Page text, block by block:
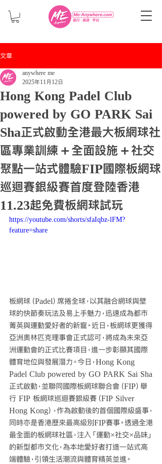
文章
Hong Kong Padel Club
powered by GO PARK Sai
Sha正式啟動全港最大板網球社
區​專業訓練＋全面設施＋社交
聚點一站式體驗FIP國際板網球
巡迴賽銀級賽首度登陸香港
11.23起免費板網球試玩
anywhere me
2025年11月12日
https://youtube.com/shorts/sfaIqbz-lFM?
feature=share
板網球（Padel）席捲全球，以其融合網球與壁
球的快節奏玩法及易上手魅力，迅速成為都市
菁英與運動愛好者的新寵。近日，板網球更獲得
亞洲奧林匹克理事會正式認可，將成為未來亞
洲運動會的正式比賽項目，進一步彰顯其國際
體育地位與發展潛力。今日，Hong Kong
Padel Club powered by GO PARK Sai Sha
正式啟動，並聯同國際板網球聯合會（FIP）舉
行 FIP 板網球巡迴賽銀級賽（FIP Silver
Hong Kong），作為啟動後的首個國際級盛事，
同時亦是香港歷來最高級別FIP賽事。透過全港
最全面的板網球社區，注入「運動×社交×品味」
的新型都市文化，為本地愛好者打造一站式高
端體驗，引領生活潮流與體育精英並進。